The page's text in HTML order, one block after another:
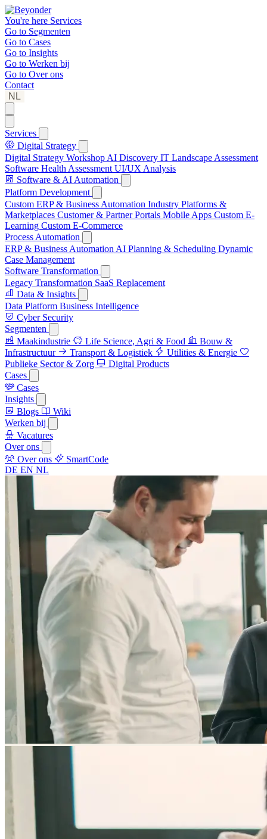
You're here Services
Go to Segmenten
Go to Cases
Go to Insights
Go to Werken bij
Go to Over ons
Contact
NL
Services
Digital Strategy
Digital Strategy Workshop AI Discovery IT Landscape Assessment
Software Health Assessment UI/UX Analysis
Software & AI Automation
Platform Development
Custom ERP & Business Automation Industry Platforms &
Marketplaces Customer & Partner Portals Mobile Apps Custom E-
Learning Custom E-Commerce
Process Automation
ERP & Business Automation AI Planning & Scheduling Dynamic
Case Management
Software Transformation
Legacy Transformation SaaS Replacement
Data & Insights
Data Platform Business Intelligence
Cyber Security
Segmenten
Maakindustrie
Life Science, Agri & Food
Bouw &
Infrastructuur
Transport & Logistiek
Utilities & Energie
Publieke Sector & Zorg
Digital Products
Cases
Cases
Insights
Blogs
Wiki
Werken bij
Vacatures
Over ons
Over ons
SmartCode
DE EN NL